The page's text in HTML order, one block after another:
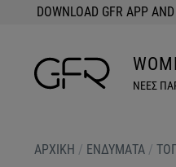
DOWNLOAD GFR APP
ΝΕΕΣ
ΑΡΧΙΚΉ / ΕΝΔΥΜΑΤΑ /